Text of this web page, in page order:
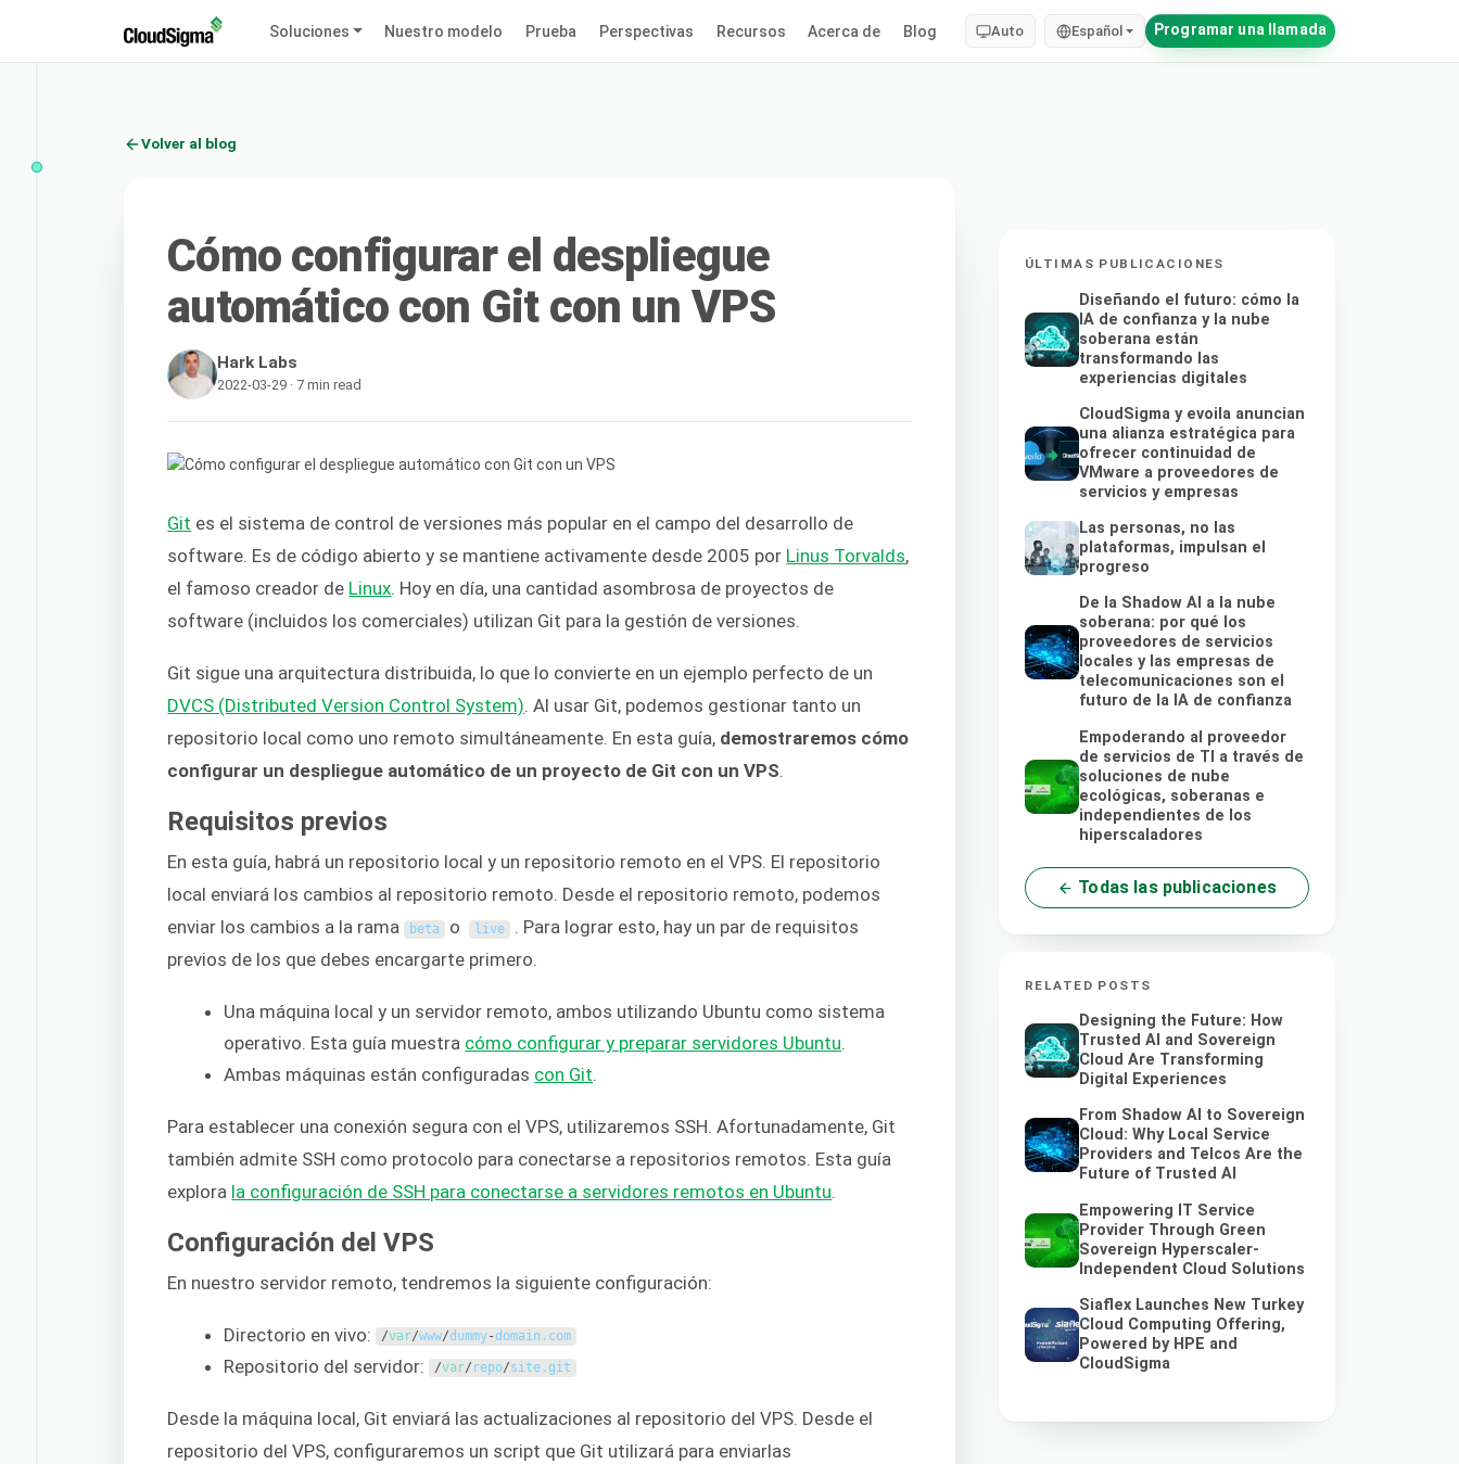
Soluciones Nuestro modelo Prueba Perspectivas Recursos Acerca de Blog Auto Español Programar una llamada
Volver al blog
Cómo configurar el despliegue
automático con Git con un VPS
Hark Labs
2022-03-29 · 7 min read
Git es el sistema de control de versiones más popular en el campo del desarrollo de
software. Es de código abierto y se mantiene activamente desde 2005 por Linus Torvalds,
el famoso creador de Linux . Hoy en día, una cantidad asombrosa de proyectos de
software (incluidos los comerciales) utilizan Git para la gestión de versiones.
Git sigue una arquitectura distribuida, lo que lo convierte en un ejemplo perfecto de un
DVCS (Distributed Version Control System) . Al usar Git, podemos gestionar tanto un
repositorio local como uno remoto simultáneamente. En esta guía, demostraremos cómo
configurar un despliegue automático de un proyecto de Git con un VPS
Requisitos previos
En esta guía, habrá un repositorio local y un repositorio remoto en el VPS. El repositorio
local enviará los cambios al repositorio remoto. Desde el repositorio remoto, podemos
enviar los cambios a la rama beta o live . Para lograr esto, hay un par de requisitos
previos de los que debes encargarte primero.
Una máquina local y un servidor remoto, ambos utilizando Ubuntu como sistema
operativo. Esta guía muestra cómo configurar y preparar servidores Ubuntu
Ambas máquinas están configuradas con Git
Para establecer una conexión segura con el VPS, utilizaremos SSH. Afortunadamente, Git
también admite SSH como protocolo para conectarse a repositorios remotos. Esta guía
explora la configuración de SSH para conectarse a servidores remotos en Ubuntu.
Configuración del VPS
En nuestro servidor remoto, tendremos la siguiente configuración:
Directorio en vivo: /var/www/dummy-domain . com
Repositorio del servidor: /var/ repo/site .git
Desde la máquina local, Git enviará las actualizaciones al repositorio del VPS. Desde el
repositorio del VPS, configuraremos un script que Git utilizará para enviarlas
ÚLTIMAS PUBLICACIONES
Diseñando el futuro: cómo la
IA de confianza y la nube
soberana están
transformando las
experiencias digitales
CloudSigma y evoila anuncian
una alianza estratégica para
ofrecer continuidad de
VMware a proveedores de
servicios y empresas
Las personas, no las
plataformas, impulsan el
progreso
De la Shadow AI a la nube
soberana: por qué los
proveedores de servicios
locales y las empresas de
telecomunicaciones son el
futuro de la IA de confianza
Empoderando al proveedor
de servicios de TI a través de
soluciones de nube
ecológicas, soberanas e
independientes de los
hiperscaladores
Todas las publicaciones
RELATED POSTS
Designing the Future: How
Trusted AI and Sovereign
Cloud Are Transforming
Digital Experiences
From Shadow AI to Sovereign
Cloud: Why Local Service
Providers and Telcos Are the
Future of Trusted AI
Empowering IT Service
Provider Through Green
Sovereign Hyperscaler-
Independent Cloud Solutions
Siaflex Launches New Turkey
Cloud Computing Offering,
Powered by HPE and
CloudSigma